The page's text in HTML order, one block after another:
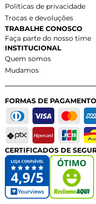
Políticas de privacidade
Trocas e devoluções
TRABALHE CONOSCO
Faça parte do nosso time
INSTITUCIONAL
Quem somos
Mudamos
FORMAS DE PAGAMENTO
CERTIFICADOS DE